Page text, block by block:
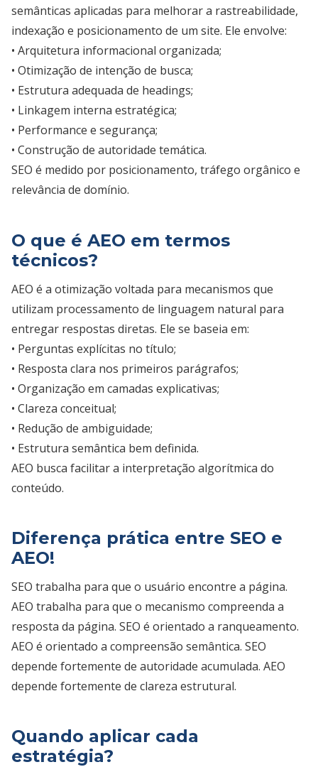
semânticas aplicadas para melhorar a rastreabilidade,
indexação e posicionamento de um site. Ele envolve:
• Arquitetura informacional organizada;
• Otimização de intenção de busca;
• Estrutura adequada de headings;
• Linkagem interna estratégica;
• Performance e segurança;
• Construção de autoridade temática.
SEO é medido por posicionamento, tráfego orgânico e
relevância de domínio.
O que é AEO em termos
técnicos?
AEO é a otimização voltada para mecanismos que
utilizam processamento de linguagem natural para
entregar respostas diretas. Ele se baseia em:
• Perguntas explícitas no título;
• Resposta clara nos primeiros parágrafos;
• Organização em camadas explicativas;
• Clareza conceitual;
• Redução de ambiguidade;
• Estrutura semântica bem definida.
AEO busca facilitar a interpretação algorítmica do
conteúdo.
Diferença prática entre SEO e
AEO!
SEO trabalha para que o usuário encontre a página.
AEO trabalha para que o mecanismo compreenda a
resposta da página. SEO é orientado a ranqueamento.
AEO é orientado a compreensão semântica. SEO
depende fortemente de autoridade acumulada. AEO
depende fortemente de clareza estrutural.
Quando aplicar cada
estratégia?